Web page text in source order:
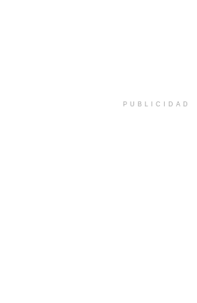
PUBLICIDAD